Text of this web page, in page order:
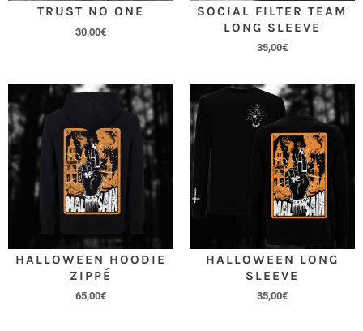
TRUST NO ONE
30,00€
SOCIAL FILTER TEAM
LONG SLEEVE
35,00€
HALLOWEEN HOODIE
ZIPPÉ
65,00€
HALLOWEEN LONG
SLEEVE
35,00€